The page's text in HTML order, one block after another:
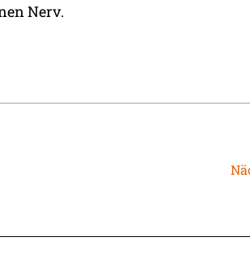
Nerv.